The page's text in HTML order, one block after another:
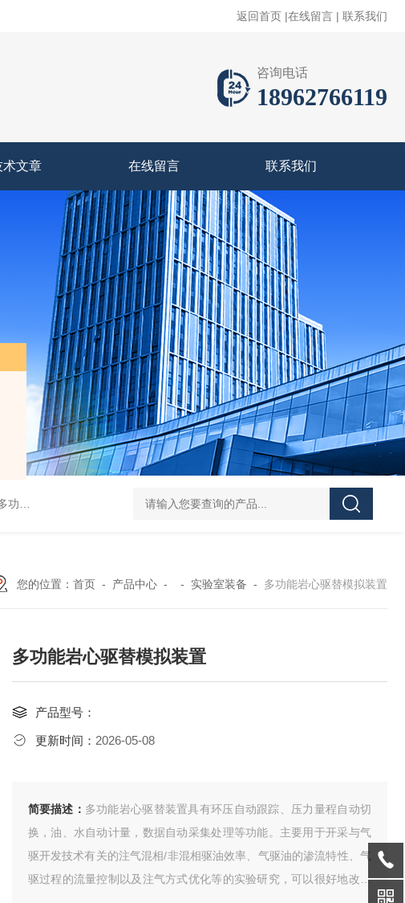
返回首页 |在线留言 | 联系我们
咨询电话
18962766119
术文章 在线留言 联系我们
岩心驱替模拟装置厂家 岩心流动分析仪器厂家 AXPH-2000高压相平衡实
您的位置： 首页 - 产品中心 - - 实验室装备 - 多功能岩心驱替模拟装置
多功能岩心驱替模拟装置
产品型号：
更新时间： 2026-05-08
简要描述： 多功能岩心驱替装置具有环压自动跟踪、压力量程自动切
换，油、水自动计量，数据自动采集处理等功能。主要用于开采与气
驱开发技术有关的注气混相/非混相驱油效率、气驱油的渗流特性、气
驱过程的流量控制以及注气方式优化等的实验研究，可以很好地改善